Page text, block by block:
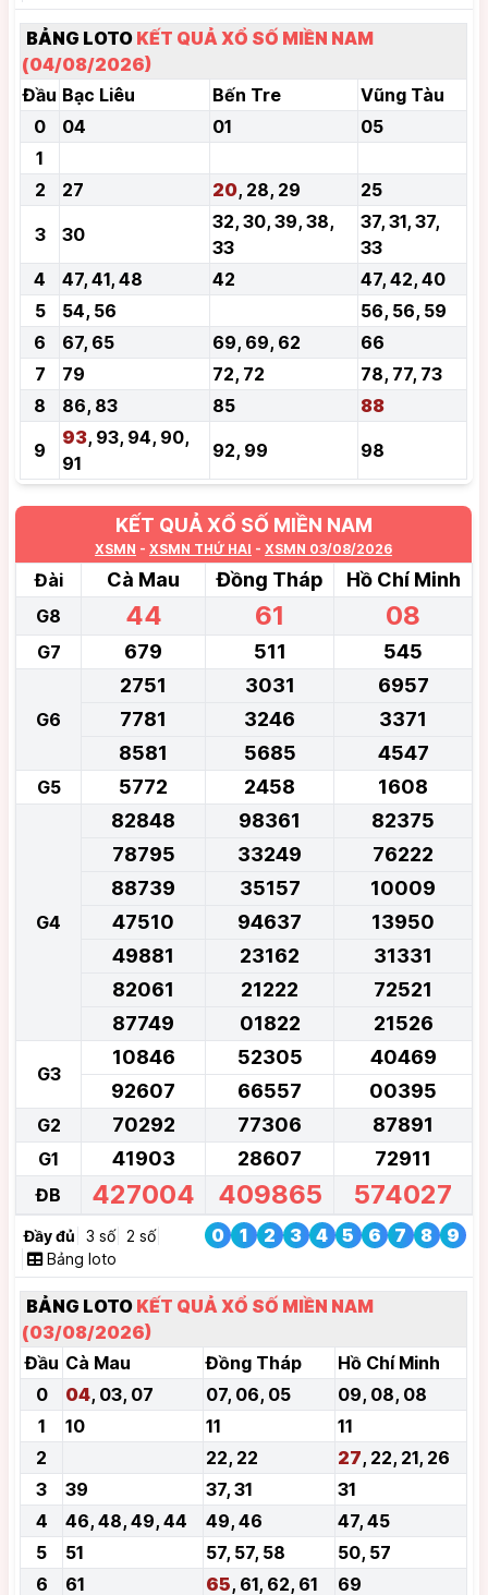
BẢNG LOTO KẾT QUẢ XỔ SỐ MIỀN NAM
(04/08/2026)
Đầu Bạc Liêu Bến Tre
Vũng Tàu
0
04 01
05
1
2
27 20, 28, 29 25
3 30
32, 30, 39, 38,
33
37, 31, 37,
33
4
47, 41, 48 42
47, 42, 40
5
54, 56
56, 56, 59
6
67, 65 69, 69, 62
66
7
79 72, 72
78, 77, 73
8
86, 83 85 88
9
93, 93, 94, 90,
91
92, 99 98
KẾT QUẢ XỔ SỐ MIỀN NAM
XSMN - XSMN THỨ HAI - XSMN 03/08/2026
Đài Cà Mau Đồng Tháp Hồ Chí Minh
G8 44 61 08
G7 679 511 545
G6
2751 3031
6957
7781
3246
3371
8581
5685 4547
G5 5772 2458 1608
G4
82848 98361
82375
78795
33249
76222
88739
35157
10009
47510
94637
13950
49881
23162
31331
82061
21222
72521
87749
01822 21526
G3
10846 52305
40469
92607
66557 00395
G2 70292 77306 87891
G1 41903 28607 72911
ĐB 427004 409865 574027
Đầy đủ 3 số 2 số 0 1 2 3 4 5 6 7 8 9
Bảng loto
BẢNG LOTO KẾT QUẢ XỔ SỐ MIỀN NAM
(03/08/2026)
Đầu Cà Mau Đồng Tháp
Hồ Chí Minh
0
04, 03, 07 07, 06, 05
09, 08, 08
1
10 11
11
2
22, 22 27, 22, 21, 26
3
39 37, 31
31
4
46, 48, 49, 44 49, 46
47, 45
5
51 57, 57, 58
50, 57
6
61 65, 61, 62, 61
69